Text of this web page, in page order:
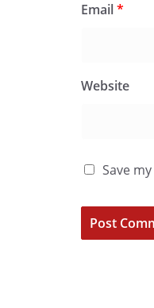
Email*
Website
Save